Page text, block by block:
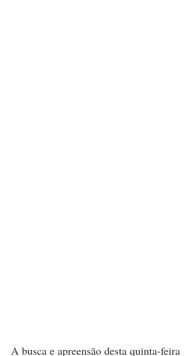
A busca e apreensão desta quinta-feira